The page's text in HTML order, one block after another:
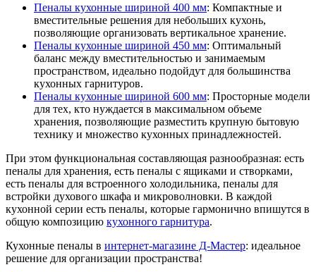
Пеналы кухонные шириной 400 мм: Компактные и
вместительные решения для небольших кухонь,
позволяющие организовать вертикальное хранение.
Пеналы кухонные шириной 450 мм: Оптимальный
баланс между вместительностью и занимаемым
пространством, идеально подойдут для большинства
кухонных гарнитуров.
Пеналы кухонные шириной 600 мм: Просторные модели
для тех, кто нуждается в максимальном объеме
хранения, позволяющие разместить крупную бытовую
технику и множество кухонных принадлежностей.
При этом функциональная составляющая разнообразная: есть
пеналы для хранения, есть пеналы с ящиками и створками,
есть пеналы для встроенного холодильника, пеналы для
встройки духового шкафа и микроволновки. В каждой
кухонной серии есть пеналы, которые гармонично впишутся в
общую композицию кухонного гарнитура.
Кухонные пеналы в интернет-магазине Д-Мастер: идеальное
решение для организации пространства!